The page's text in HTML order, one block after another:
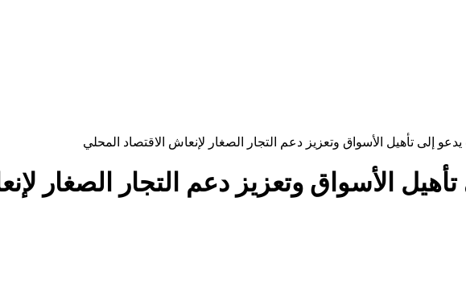
إلى تأهيل الأسواق وتعزيز دعم التجار الصغار لإنعاش الاقتصاد المحلي
الأسواق وتعزيز دعم التجار الصغار